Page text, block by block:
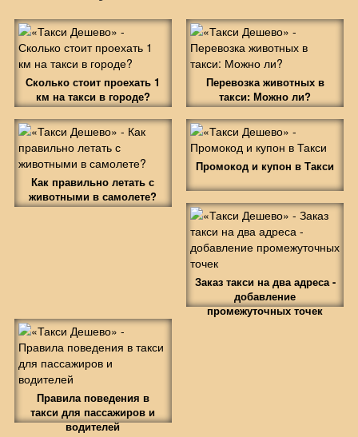
Сколько стоит проехать 1
км на такси в городе?
Перевозка животных в
такси: Можно ли?
Как правильно летать с
животными в самолете?
Промокод и купон в Такси
Заказ такси на два адреса -
добавление
промежуточных точек
Правила поведения в
такси для пассажиров и
водителей